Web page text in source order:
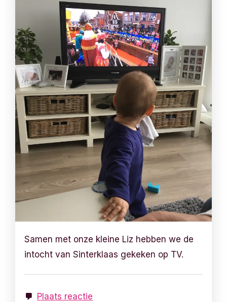
Samen met onze kleine Liz hebben we de
intocht van Sinterklaas gekeken op TV.
Plaats reactie